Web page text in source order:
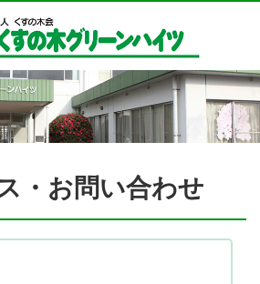
・お問い合わせ